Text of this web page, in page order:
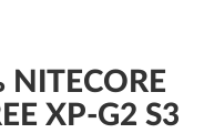
XP-G2 S3